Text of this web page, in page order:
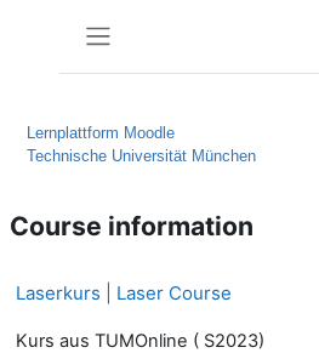
Lernplattform Moodle
Technische Universität München
Course information
Laserkurs | Laser Course
Kurs aus TUMOnline ( S2023)